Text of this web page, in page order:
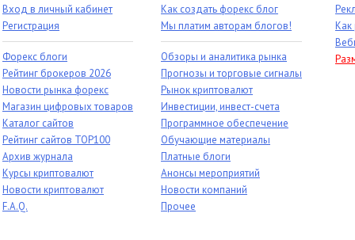
Вход в личный кабинет
Регистрация
Форекс блоги
Рейтинг брокеров 2026
Новости рынка форекс
Магазин цифровых товаров
Каталог сайтов
Рейтинг сайтов TOP100
Архив журнала
Курсы криптовалют
Новости криптовалют
F.A.Q.
Как создать форекс блог
Мы платим авторам блогов!
Обзоры и аналитика рынка
Прогнозы и торговые сигналы
Рынок криптовалют
Инвестиции, инвест-счета
Программное обеспечение
Обучающие материалы
Платные блоги
Анонсы мероприятий
Новости компаний
Прочее
Как